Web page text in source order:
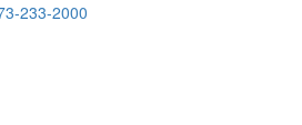
233-2000